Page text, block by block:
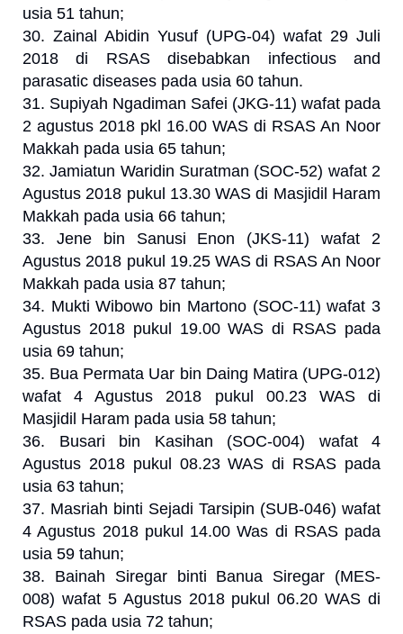
usia 51 tahun;
30. Zainal Abidin Yusuf (UPG-04) wafat 29 Juli
2018 di RSAS disebabkan infectious and
parasatic diseases pada usia 60 tahun.
31. Supiyah Ngadiman Safei (JKG-11) wafat pada
2 agustus 2018 pkl 16.00 WAS di RSAS An Noor
Makkah pada usia 65 tahun;
32. Jamiatun Waridin Suratman (SOC-52) wafat 2
Agustus 2018 pukul 13.30 WAS di Masjidil Haram
Makkah pada usia 66 tahun;
33. Jene bin Sanusi Enon (JKS-11) wafat 2
Agustus 2018 pukul 19.25 WAS di RSAS An Noor
Makkah pada usia 87 tahun;
34. Mukti Wibowo bin Martono (SOC-11) wafat 3
Agustus 2018 pukul 19.00 WAS di RSAS pada
usia 69 tahun;
35. Bua Permata Uar bin Daing Matira (UPG-012)
wafat 4 Agustus 2018 pukul 00.23 WAS di
Masjidil Haram pada usia 58 tahun;
36. Busari bin Kasihan (SOC-004) wafat 4
Agustus 2018 pukul 08.23 WAS di RSAS pada
usia 63 tahun;
37. Masriah binti Sejadi Tarsipin (SUB-046) wafat
4 Agustus 2018 pukul 14.00 Was di RSAS pada
usia 59 tahun;
38. Bainah Siregar binti Banua Siregar (MES-
008) wafat 5 Agustus 2018 pukul 06.20 WAS di
RSAS pada usia 72 tahun;